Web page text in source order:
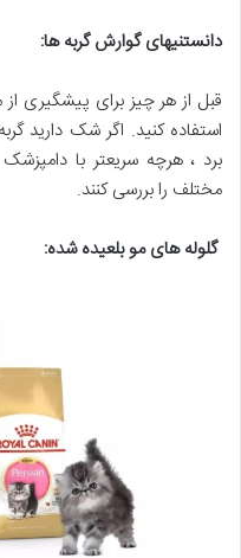
دانستنیهای گوارش گربه ها:
قبل از هر چیز برای پیشگیری
استفاده کنید. اگر شک دارید
برد ، هرچه سریعتر با
مختلف را بررسی کنند.
گلوله های مو بلعیده شده: